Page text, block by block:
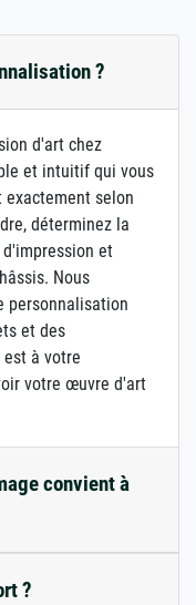
?
d'art chez
et intuitif qui vous
selon
déterminez la
et
Nous
personnalisation
et des
à votre
votre œuvre d'art
convient à
?